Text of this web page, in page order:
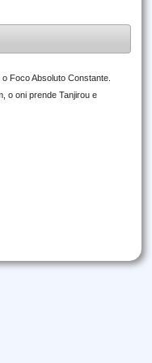
Foco Absoluto Constante.
o oni prende Tanjirou e